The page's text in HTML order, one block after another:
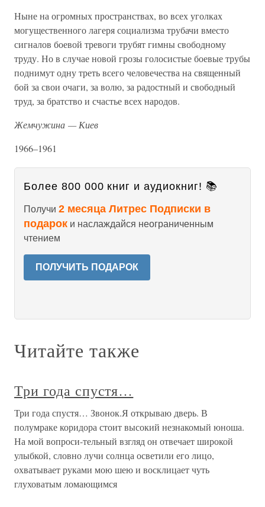
Ныне на огромных пространствах, во всех уголках
могущественного лагеря социализма трубачи вместо
сигналов боевой тревоги трубят гимны свободному
труду. Но в случае новой грозы голосистые боевые трубы
поднимут одну треть всего человечества на священный
бой за свои очаги, за волю, за радостный и свободный
труд, за братство и счастье всех народов.
Жемчужина — Киев
1966–1961
Более 800 000 книг и аудиокниг! 📚
Получи 2 месяца Литрес Подписки в
подарок и наслаждайся неограниченным
чтением
ПОЛУЧИТЬ ПОДАРОК
Читайте также
Три года спустя…
Три года спустя… Звонок.Я открываю дверь. В
полумраке коридора стоит высокий незнакомый юноша.
На мой вопроси-тельный взгляд он отвечает широкой
улыбкой, словно лучи солнца осветили его лицо,
охватывает руками мою шею и восклицает чуть
глуховатым ломающимся